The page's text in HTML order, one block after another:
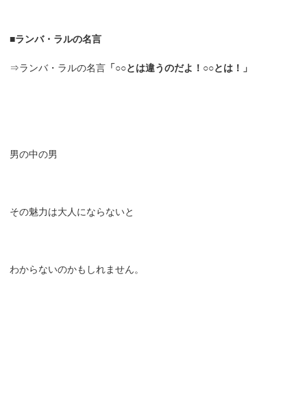
■ランバ・ラルの名言
⇒ランバ・ラルの名言 「○○とは違うのだよ！○○とは！」
男の中の男
その魅力は大人にならないと
わからないのかもしれません。